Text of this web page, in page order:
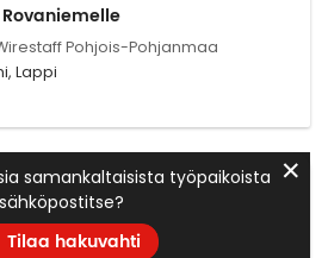
Pohjois-Pohjanmaa
Lappi
samankaltaisista työpaikoista
sähköpostitse?
Tilaa hakuvahti
✕